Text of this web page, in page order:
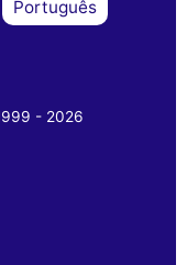
Português
- 2026